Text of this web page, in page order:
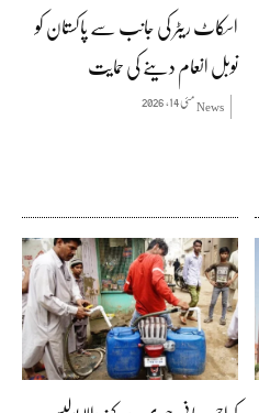
اسکاٹ ریٹر کی جانب سے پاکستان کو
نوبل انعام دینے کی حمایت
Newsمئی 14, 2026